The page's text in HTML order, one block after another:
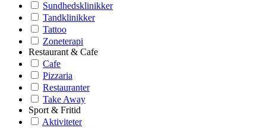
Sundhedsklinikker
Tandklinikker
Tattoo
Zoneterapi
Restaurant & Cafe
Cafe
Pizzaria
Restauranter
Take Away
Sport & Fritid
Aktiviteter